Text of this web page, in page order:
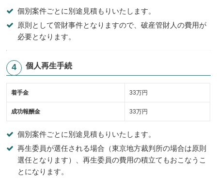
個別案件ごとに別途見積もりいたします。
原則として管財事件となりますので、破産管財人の費用が
必要となります。
個人再生手続
着手金 33万円
成功報酬金 33万円
個別案件ごとに別途見積もりいたします。
再生委員が選任される場合（東京地方裁判所の場合は原則
選任となります）、再生委員の費用の積立てもおこなうこ
とになります。